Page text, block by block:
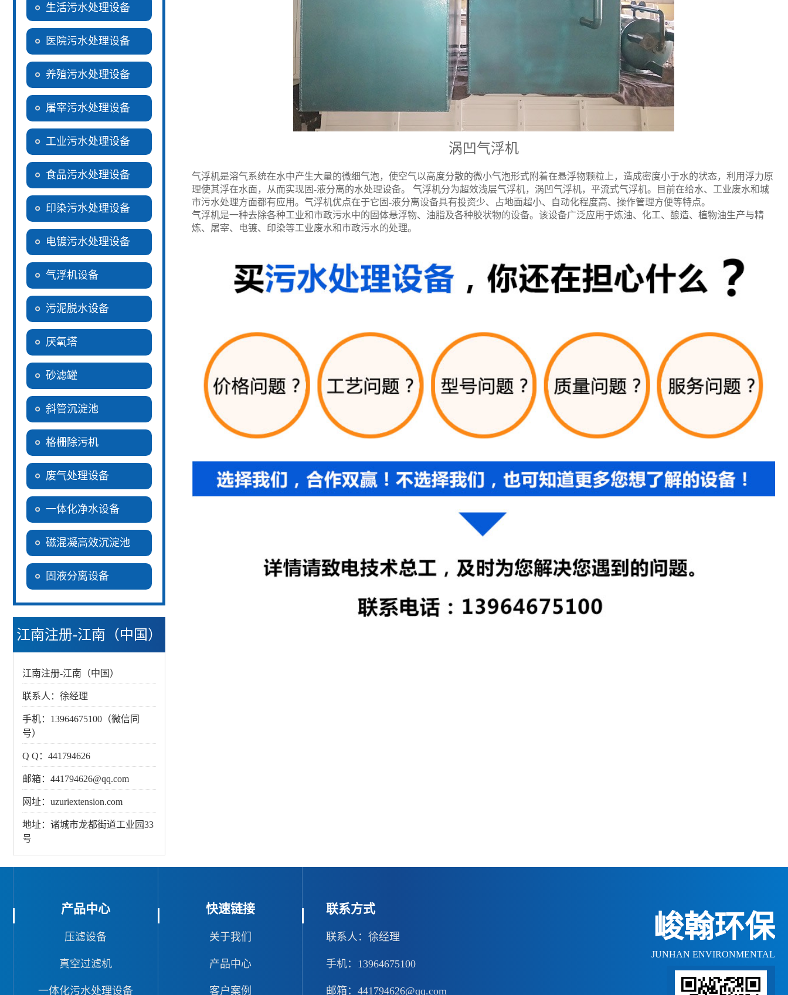
生活污水处理设备
医院污水处理设备
养殖污水处理设备
屠宰污水处理设备
工业污水处理设备
食品污水处理设备
印染污水处理设备
电镀污水处理设备
气浮机设备
污泥脱水设备
厌氧塔
砂滤罐
斜管沉淀池
格栅除污机
废气处理设备
一体化净水设备
磁混凝高效沉淀池
固液分离设备
江南注册-江南（中国）
江南注册-江南（中国）
联系人：徐经理
手机：13964675100（微信同
号）
Q Q：441794626
邮箱：441794626@qq.com
网址：uzuriextension.com
地址：诸城市龙都街道工业园33
号
涡凹气浮机
气浮机是溶气系统在水中产生大量的微细气泡，使空气以高度分散的微小气泡形式附着在悬浮物颗粒上，造成密度小于水的状态，利用浮力原
理使其浮在水面，从而实现固-液分离的水处理设备。 气浮机分为超效浅层气浮机，涡凹气浮机，平流式气浮机。目前在给水、工业废水和城
市污水处理方面都有应用。气浮机优点在于它固-液分离设备具有投资少、占地面超小、自动化程度高、操作管理方便等特点。
气浮机是一种去除各种工业和市政污水中的固体悬浮物、油脂及各种胶状物的设备。该设备广泛应用于炼油、化工、酿造、植物油生产与精
炼、屠宰、电镀、印染等工业废水和市政污水的处理。
产品中心
压滤设备
真空过滤机
一体化污水处理设备
快速链接
关于我们
产品中心
客户案例
联系方式
联系人：徐经理
手机：13964675100
邮箱：441794626@qq.com
峻翰环保
JUNHAN ENVIRONMENTAL